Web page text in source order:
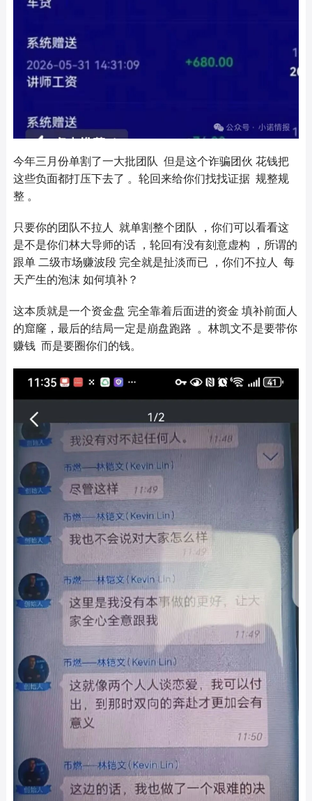
今年三月份单割了一大批团队 但是这个诈骗团伙 花钱把
这些负面都打压下去了 。轮回来给你们找找证据 规整规
整 。
只要你的团队不拉人 就单割整个团队 ，你们可以看看这
是不是你们林大导师的话 ，轮回有没有刻意虚构 ，所谓的
跟单 二级市场赚波段 完全就是扯淡而已 ，你们不拉人 每
天产生的泡沫 如何填补？
这本质就是一个资金盘 完全靠着后面进的资金 填补前面人
的窟窿，最后的结局一定是崩盘跑路 。林凯文不是要带你
赚钱 而是要圈你们的钱。